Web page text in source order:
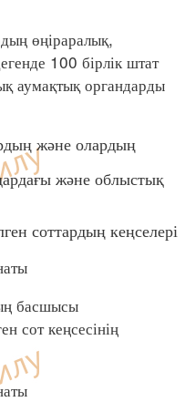
өңіраралық,
100 бірлік штат
аумақтық органдарды
және олардың
және облыстық
соттардың кеңселері
басшысы
сот кеңсесінің